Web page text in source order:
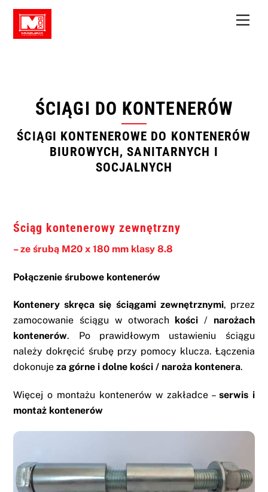
Skip
content
ŚCIĄGI DO KONTENERÓW
ŚCIĄGI KONTENEROWE DO KONTENERÓW
BIUROWYCH, SANITARNYCH I
SOCJALNYCH
Ściąg kontenerowyzewnętrzny
– ze śrubą M20 x 180 mm klasy 8.8
Połączenie śrubowe kontenerów
Kontenery skręca się ściągami zewnętrznymi, przez
zamocowanie ściągu w otworach kości / narożach
kontenerów. Po prawidłowym ustawieniu ściągu
należy dokręcić śrubę przy pomocy klucza. Łączenia
dokonujeza górne i dolne kości / naroża kontenera.
Więcej o montażu kontenerów w zakładce – serwis i
montaż kontenerów